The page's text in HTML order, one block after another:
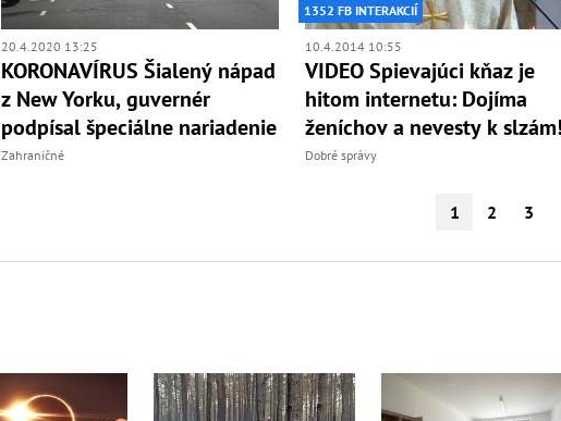
20.4.2020 13:25
KORONAVÍRUS Šialený nápad
z New Yorku, guvernér
podpísal špeciálne nariadenie
Zahraničné
1352 FB INTERAKCIÍ
10.4.2014 10:55
VIDEO Spievajúci kňaz je
hitom internetu: Dojíma
ženíchov a nevesty k
Dobré správy
1 2 3